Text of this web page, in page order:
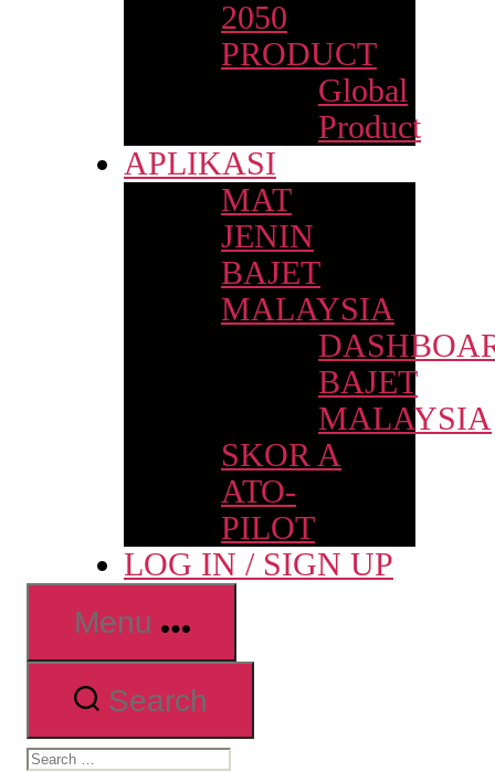
2050
PRODUCT
Global
Product
APLIKASI
MAT
JENIN
BAJET
MALAYSIA
BAJET
MALAYSIA
SKOR A
ATO-
PILOT
LOG IN / SIGN UP
Menu
Search
Search